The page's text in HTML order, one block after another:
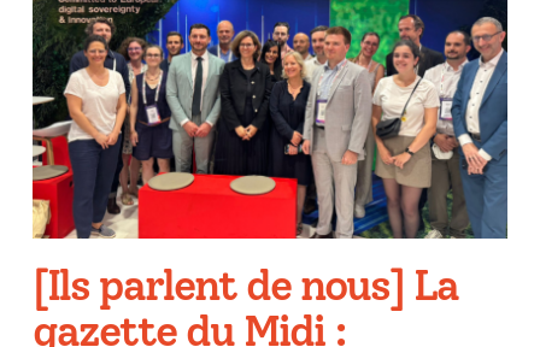
[Ils parlent de nous] La
gazette du Midi :